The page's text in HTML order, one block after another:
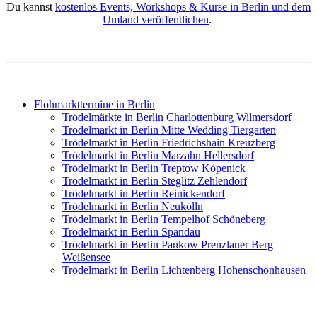
Du kannstkostenlos Events, Workshops & Kurse in Berlin und dem
Umland veröffentlichen.
Flohmarkttermine in Berlin
Trödelmärkte in Berlin Charlottenburg Wilmersdorf
Trödelmarkt in Berlin Mitte Wedding Tiergarten
Trödelmarkt in Berlin Friedrichshain Kreuzberg
Trödelmarkt in Berlin Marzahn Hellersdorf
Trödelmarkt in Berlin Treptow Köpenick
Trödelmarkt in Berlin Steglitz Zehlendorf
Trödelmarkt in Berlin Reinickendorf
Trödelmarkt in Berlin Neukölln
Trödelmarkt in Berlin Tempelhof Schöneberg
Trödelmarkt in Berlin Spandau
Trödelmarkt in Berlin Pankow Prenzlauer Berg
Weißensee
Trödelmarkt in Berlin Lichtenberg Hohenschönhausen